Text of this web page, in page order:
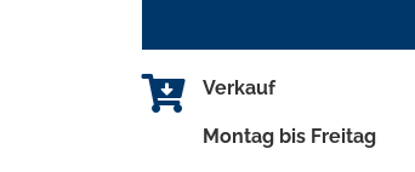
Verkauf
Montag bis Freitag